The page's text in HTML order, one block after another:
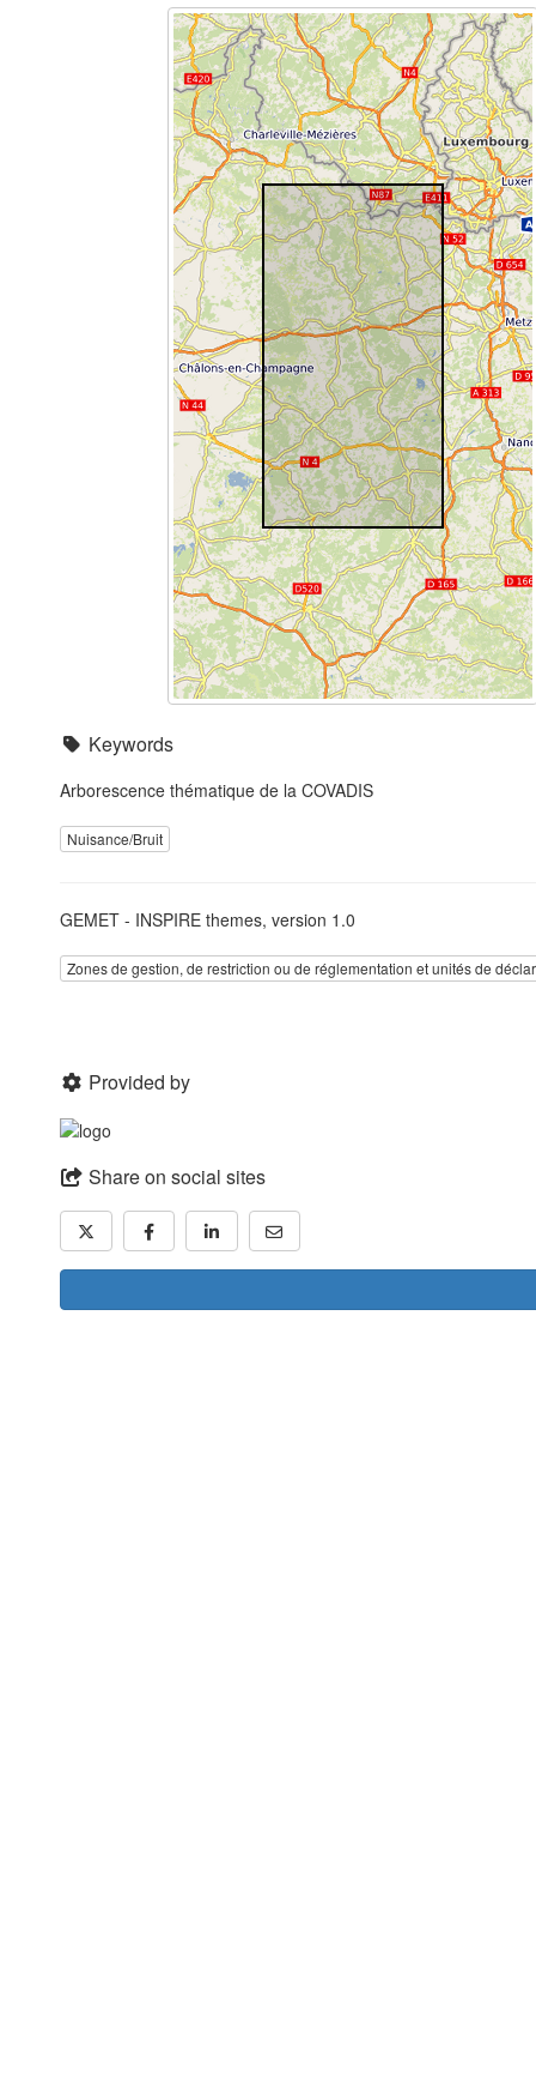
Keywords
Arborescence thématique de la COVADIS
Nuisance/Bruit
GEMET - INSPIRE themes, version 1.0
Zones de gestion, de restriction ou de réglementation et unités de
Provided by
Share on social sites